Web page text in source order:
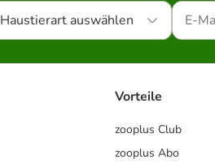
Haustierart auswählen
Vorteile
zooplus Club
zooplus Abo